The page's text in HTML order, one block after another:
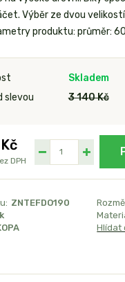
Výběr ze dvou
produktu: průměr:
Skladem
slevou
3 140 Kč
DPH
ZNTEFDO190
Hlídat